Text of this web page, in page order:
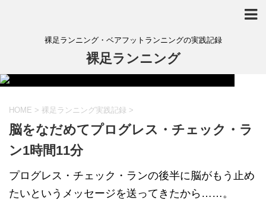
裸足ランニング・ベアフットランニングの実践記録
裸足ランニング
HOME > 裸足ランニング実践記録 >
脳をなだめてプログレス・チェック・ラ
ン1時間11分
プログレス・チェック・ランの後半に脳がもう止め
たいというメッセージを送ってきたから……。